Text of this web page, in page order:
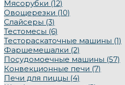
Мясорубки (12)
Овощерезки (10)
Слайсеры (3)
Тестомесы (6)
Тестораскаточные машины (1)
Фаршемешалки (2)
Посудомоечные машины (57)
Конвекционные печи (7)
Печи для пиццы (4)